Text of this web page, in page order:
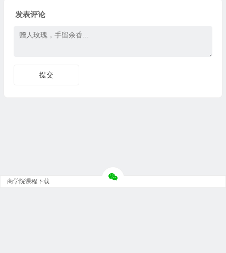
发表评论
商学院课程下载